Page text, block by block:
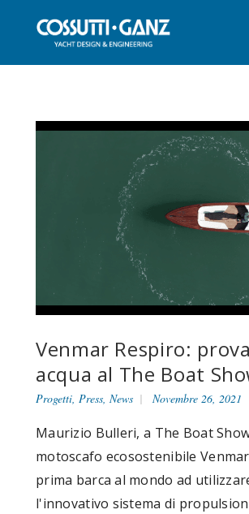
Venmar Respiro:
acqua al The Boat
Progetti, Press, News Novembre 26, 2021
Maurizio Bulleri, a The Boat
motoscafo ecosostenibile
prima barca al mondo ad
l'innovativo sistema di